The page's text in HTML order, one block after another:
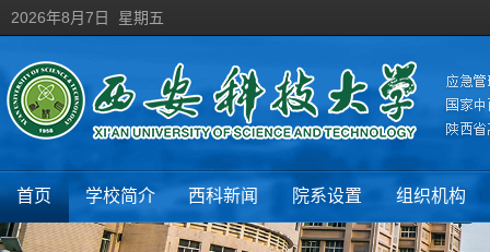
2026年8月7日 星期五
首页 学校简介 西科新闻 院系设置 组织机构